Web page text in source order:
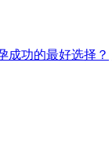
成功的最好选择？